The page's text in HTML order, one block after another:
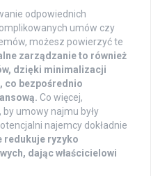
odpowiednich
umów czy
możesz powierzyć te
zarządzanie to również
dzięki minimalizacji
co bezpośrednio
Co więcej,
umowy najmu były
najemcy dokładnie
redukuje ryzyko
dając właścicielowi